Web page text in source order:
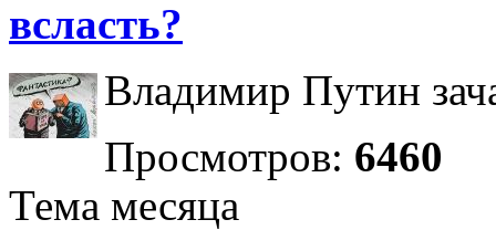
всласть?
Владимир Путин
Просмотров: 6460
Тема месяца